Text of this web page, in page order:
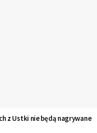
z Ustki nie będą nagrywane